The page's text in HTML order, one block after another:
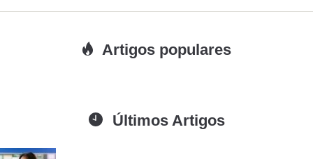
Artigos populares
Últimos Artigos